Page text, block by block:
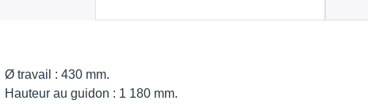
Ø travail : 430 mm.
Hauteur au guidon : 1 180 mm.